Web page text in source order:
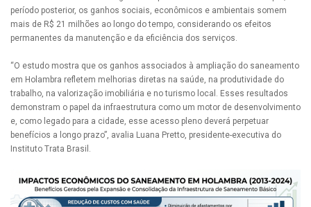
período posterior, os ganhos sociais, econômicos e ambientais somem
mais de R$ 21 milhões ao longo do tempo, considerando os efeitos
permanentes da manutenção e da eficiência dos serviços.
“O estudo mostra que os ganhos associados à ampliação do saneamento
em Holambra refletem melhorias diretas na saúde, na produtividade do
trabalho, na valorização imobiliária e no turismo local. Esses resultados
demonstram o papel da infraestrutura como um motor de desenvolvimento
e, como legado para a cidade, esse acesso pleno deverá perpetuar
benefícios a longo prazo”, avalia Luana Pretto, presidente-executiva do
Instituto Trata Brasil.